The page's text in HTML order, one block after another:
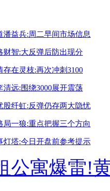
潘益兵:周二早间市场信息
财智:大反弹后防出现分
存在灵枝:再次冲刺3100
清远:围绕3000展开震荡
股纤虹:反弹仍存两大隐忧
局一狼:重点把握三个方向
灯塔:今日开盘前参考提示
公寓爆雷!